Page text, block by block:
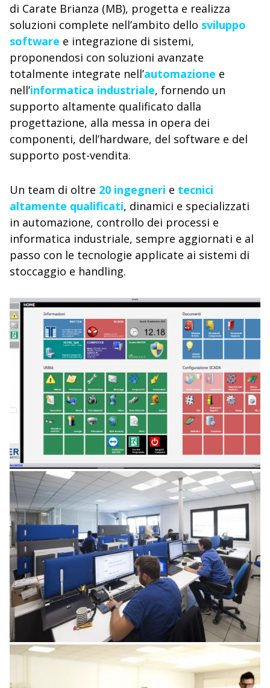
di Carate Brianza (MB), progetta e realizza
soluzioni complete nell’ambito dello sviluppo
software e integrazione di sistemi,
proponendosi con soluzioni avanzate
totalmente integrate nell’automazione e
nell’informatica industriale, fornendo un
supporto altamente qualificato dalla
progettazione, alla messa in opera dei
componenti, dell’hardware, del software e del
supporto post-vendita.
Un team di oltre 20 ingegneri e tecnici
altamente qualificati, dinamici e specializzati
in automazione, controllo dei processi e
informatica industriale, sempre aggiornati e al
passo con le tecnologie applicate ai sistemi di
stoccaggio e handling.